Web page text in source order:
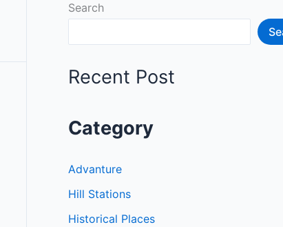
Search
Recent Post
Category
Advanture
Hill Stations
Historical Places